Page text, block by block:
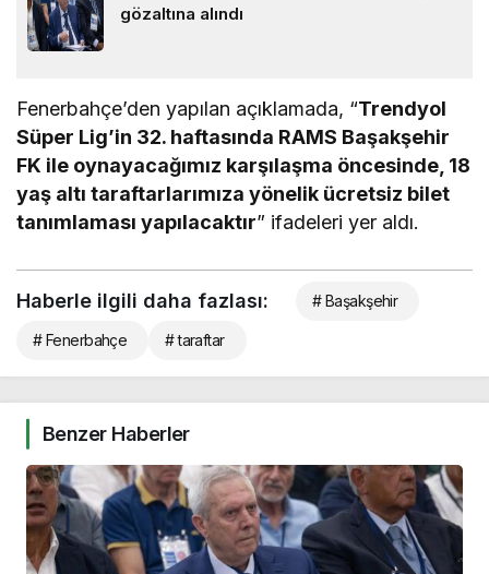
gözaltına alındı
Fenerbahçe’den yapılan açıklamada, “Trendyol
Süper Lig’in 32. haftasında RAMS Başakşehir
FK ile oynayacağımız karşılaşma öncesinde, 18
yaş altı taraftarlarımıza yönelik ücretsiz bilet
tanımlaması yapılacaktır” ifadeleri yer aldı.
Haberle ilgili daha fazlası: # Başakşehir
# Fenerbahçe # taraftar
Benzer Haberler